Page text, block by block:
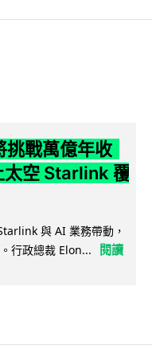
戰萬億年收
太空 Starlink 覆
與 AI 業務帶動，
行政總裁 Elon...
閱讀